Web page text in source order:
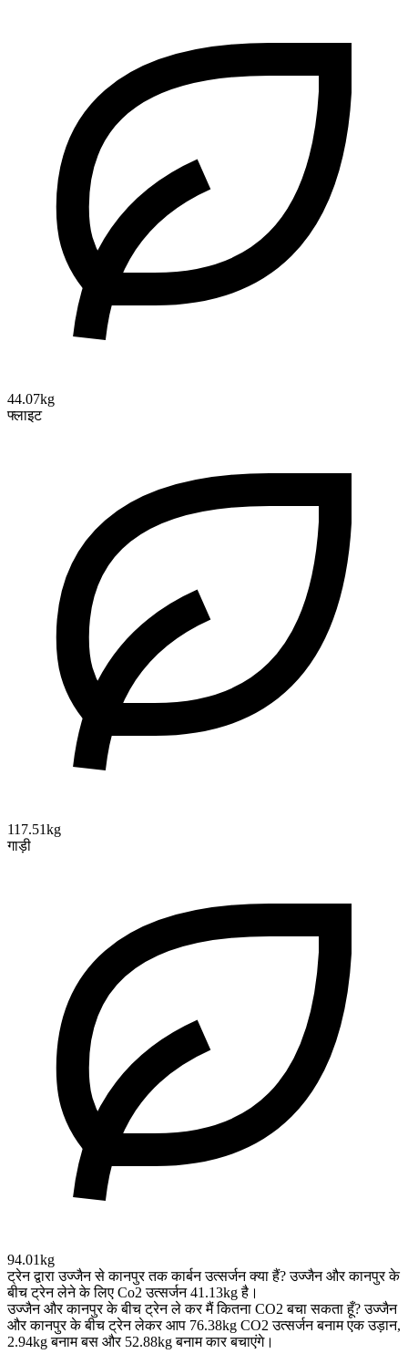
44.07kg
फ्लाइट
117.51kg
गाड़ी
94.01kg
ट्रेन द्वारा उज्जैन से कानपुर तक कार्बन उत्सर्जन क्या हैं? उज्जैन और कानपुर के
बीच ट्रेन लेने के लिए Co2 उत्सर्जन 41.13kg है।
उज्जैन और कानपुर के बीच ट्रेन ले कर मैं कितना CO2 बचा सकता हूँ? उज्जैन
और कानपुर के बीच ट्रेन लेकर आप 76.38kg CO2 उत्सर्जन बनाम एक उड़ान,
2.94kg बनाम बस और 52.88kg बनाम कार बचाएंगे।